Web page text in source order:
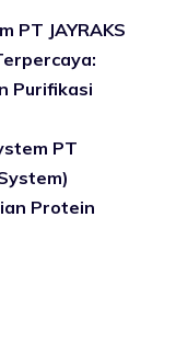
PT JAYRAKS
Purifikasi
PT
Protein